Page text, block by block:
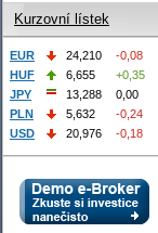
Kurzovní lístek
EUR 24,210
-0,08
HUF
6,655
+0,35
JPY
13,288
0,00
PLN
5,632
-0,24
USD
20,976 -0,18